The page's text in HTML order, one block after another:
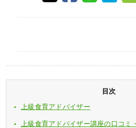
目次
上級食育アドバイザー
上級食育アドバイザー講座の口コミ